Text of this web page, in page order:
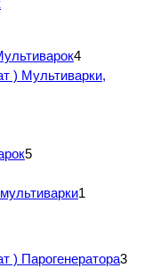
4
) Мультиварки,
5
1
) Парогенератора3